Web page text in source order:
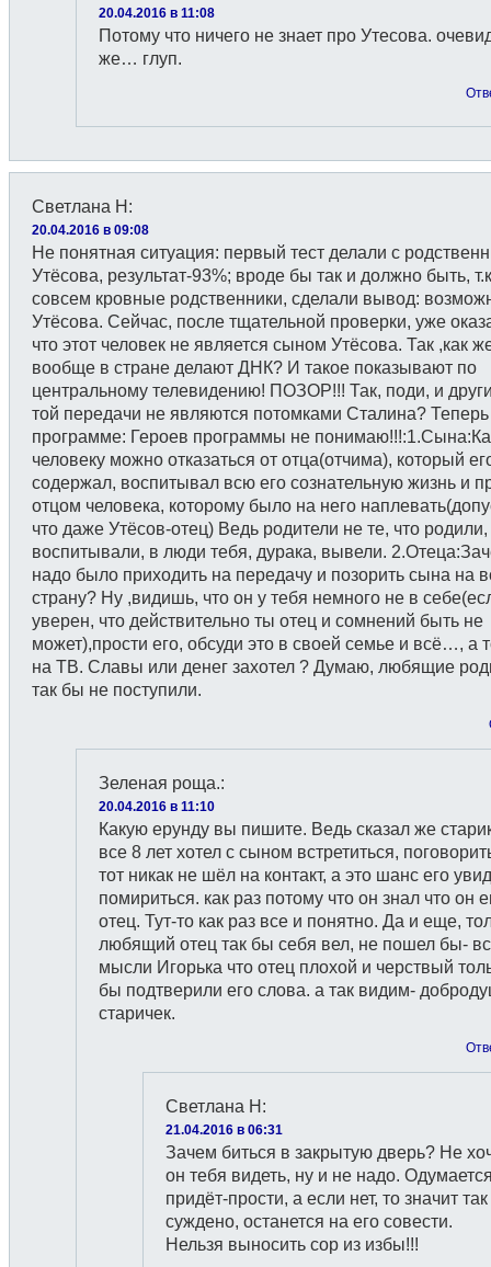
20.04.2016 в 11:08
Потому что ничего не знает про Утесова.
же… глуп.
Светлана Н :
20.04.2016 в 09:08
Не понятная ситуация: первый тест делали с
Утёсова, результат-93%; вроде бы так и должно быть,
совсем кровные родственники, сделали вывод:
Утёсова. Сейчас, после тщательной проверки, уже
что этот человек не является сыном Утёсова. Так ,как
вообще в стране делают ДНК? И такое показывают по
центральному телевидению! ПОЗОР!!! Так, поди, и
той передачи не являются потомками Сталина?
программе: Героев программы не
человеку можно отказаться от отца(отчима), который
содержал, воспитывал всю его сознательную жизнь и
отцом человека, которому было на него
что даже Утёсов-отец) Ведь родители не те, что родили,
воспитывали, в люди тебя, дурака, вывели.
надо было приходить на передачу и позорить сына на
страну? Ну ,видишь, что он у тебя немного не в
уверен, что действительно ты отец и сомнений быть не
может),прости его, обсуди это в своей семье и всё…, а
на ТВ. Славы или денег захотел ? Думаю, любящие
так бы не поступили.
Зеленая роща.:
20.04.2016 в 11:10
Какую ерунду вы пишите. Ведь сказал же
все 8 лет хотел с сыном встретиться,
тот никак не шёл на контакт, а это шанс его
помириться. как раз потому что он знал что он
отец. Тут-то как раз все и понятно. Да и еще,
любящий отец так бы себя вел, не пошел бы-
мысли Игорька что отец плохой и черствый
бы подтверили его слова. а так видим-
старичек.
Светлана Н :
21.04.2016 в 06:31
Зачем биться в закрытую дверь? Не
он тебя видеть, ну и не надо.
придёт-прости, а если нет, то значит так
суждено, останется на его совести.
Нельзя выносить сор из избы!!!